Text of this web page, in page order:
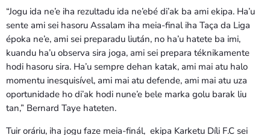
“Jogu ida ne’e iha rezultadu ida ne’ebé di’ak ba ami ekipa. Ha’u
sente ami sei hasoru Assalam iha meia-final iha Taça da Liga
époka ne’e, ami sei preparadu liután, no ha’u hatete ba imi,
kuandu ha’u observa sira joga, ami sei prepara téknikamente
hodi hasoru sira. Ha’u sempre dehan katak, ami mai atu halo
momentu inesquisível, ami mai atu defende, ami mai atu uza
oportunidade ho di’ak hodi nune’e bele marka golu barak liu
tan,” Bernard Taye hateten.
Tuir oráriu, iha jogu faze meia-finál, ekipa Karketu Díli F.C sei